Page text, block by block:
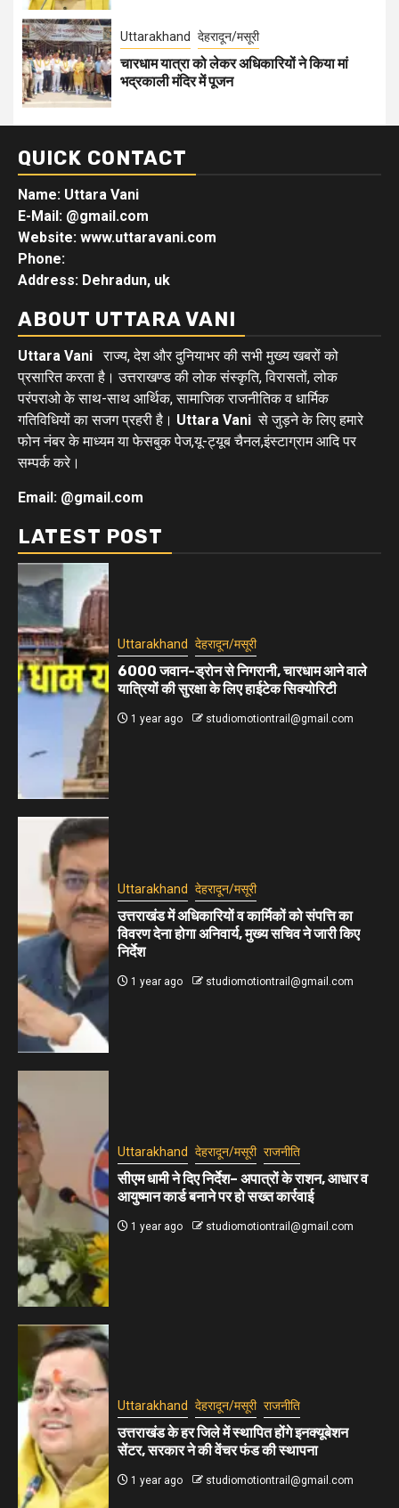
Uttarakhand देहरादून/मसूरी
चारधाम यात्रा को लेकर अधिकारियों ने किया मां
भद्रकाली मंदिर में पूजन
QUICK CONTACT
Name: Uttara Vani
E-Mail: @gmail.com
Website: www.uttaravani.com
Phone:
Address: Dehradun, uk
ABOUT UTTARA VANI
Uttara Vani राज्य, देश और दुनियाभर की सभी मुख्य खबरों को
प्रसारित करता है। उत्तराखण्ड की लोक संस्कृति, विरासतों, लोक
परंपराओ के साथ-साथ आर्थिक, सामाजिक राजनीतिक व धार्मिक
गतिविधियों का सजग प्रहरी है। Uttara Vani से जुड़ने के लिए हमारे
फोन नंबर के माध्यम या फेसबुक पेज,यू-ट्यूब चैनल,इंस्टाग्राम आदि पर
सम्पर्क करे।
Email: @gmail.com
LATEST POST
Uttarakhand देहरादून/मसूरी
6000 जवान-ड्रोन से निगरानी, चारधाम आने वाले
यात्रियों की सुरक्षा के लिए हाईटेक सिक्योरिटी
1 year ago studiomotiontrail@gmail.com
Uttarakhand देहरादून/मसूरी
उत्तराखंड में अधिकारियों व कार्मिकों को संपत्ति का
विवरण देना होगा अनिवार्य, मुख्य सचिव ने जारी किए
निर्देश
1 year ago studiomotiontrail@gmail.com
Uttarakhand देहरादून/मसूरी राजनीति
सीएम धामी ने दिए निर्देश– अपात्रों के राशन, आधार व
आयुष्मान कार्ड बनाने पर हो सख्त कार्रवाई
1 year ago studiomotiontrail@gmail.com
Uttarakhand देहरादून/मसूरी राजनीति
उत्तराखंड के हर जिले में स्थापित होंगे इनक्यूबेशन
सेंटर, सरकार ने की वेंचर फंड की स्थापना
1 year ago studiomotiontrail@gmail.com